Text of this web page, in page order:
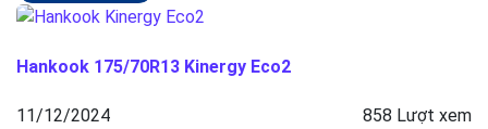
Hankook 175/70R13 Kinergy Eco2
11/12/2024
858 Lượt xem